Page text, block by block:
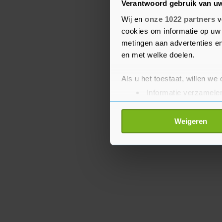
Verantwoord gebruik van
Wij en onze 1022 partners
cookies om informatie op
metingen aan advertenties
en met welke doelen.
Als u het toestaat, willen we
Informatie
Uw apparaat
Lees meer over hoe uw
toestemming op elk moment
Weigeren
"stabiliteit, veiligheid en
Midden-Oosten zou
door de
Palestijnse staat naast